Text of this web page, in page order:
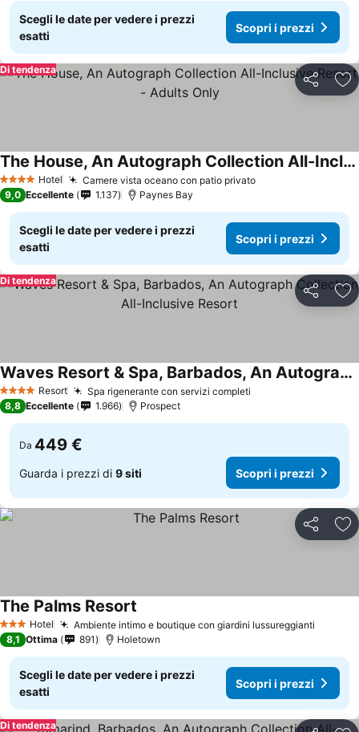
Scegli le date per vedere i prezzi
esatti
Scopri i prezzi
Condividi
Di tendenza
4 Stelle Hotel Camere vista oceano con patio privatoScopri i prezzi
The House, An Autograph Collection All-Inclusive Resort - Adults Only
Scopri i prezzi
9,0 Eccellente 1.137 Paynes Bay
Scegli le date per vedere i prezzi
esatti
Scopri i prezzi
Condividi
Di tendenza
4 Stelle Resort Spa rigenerante con servizi completi
Waves Resort & Spa, Barbados, An Autograph Collection All-Inclusive Resort
Scopri i prezzi
8,8 Eccellente 1.966 Prospect
Da 449 €
Guarda i prezzi di 9 siti Scopri i prezzi
Condividi
3 StelleHotel Ambiente intimo e boutique con giardini lussureggianti
The Palms Resort
8,1 Ottima 891 Holetown
Scegli le date per vedere i prezzi
esatti
Scopri i prezzi
Di tendenza